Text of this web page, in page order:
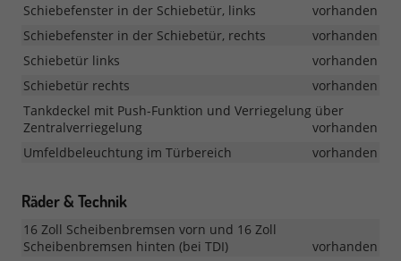
Schiebefenster in der Schiebetür, links
vorhanden
Schiebefenster in der Schiebetür, rechts
vorhanden
Schiebetür links
vorhanden
Schiebetür rechts
vorhanden
Tankdeckel mit Push-Funktion und Verriegelung über
Zentralverriegelung
vorhanden
Umfeldbeleuchtung im Türbereich
vorhanden
Räder & Technik
16 Zoll Scheibenbremsen vorn und 16 Zoll
Scheibenbremsen hinten (bei TDI)
vorhanden